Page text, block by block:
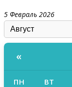
5 Февраль 2026
«
ПН ВТ